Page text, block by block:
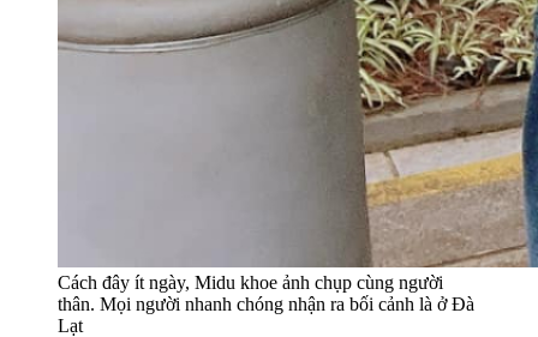
Cách đây ít ngày, Midu khoe ảnh chụp cùng người
thân. Mọi người nhanh chóng nhận ra bối cảnh là ở Đà
Lạt